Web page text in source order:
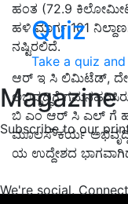
Quiz
Take a quiz
Magazine
Subscribe to our
We're social.
ಹಂತ (72.9
ಹಳಿ ಮಾರ್ಗ 101
ನಷ್ಟಿರಲಿದೆ.
ಆರ್ ಇ ಸಿ ಲಿಮಿಟೆಡ್,
ಅಭಿವೃದ್ಧಿಗೆ
ಬಿ ಎಂ ಆರ್ ಸಿ ಎಲ್ ಗೆ
ಮೂಲಸೌಕರ್ಯ
ಯ ಉದ್ದೇಶದ